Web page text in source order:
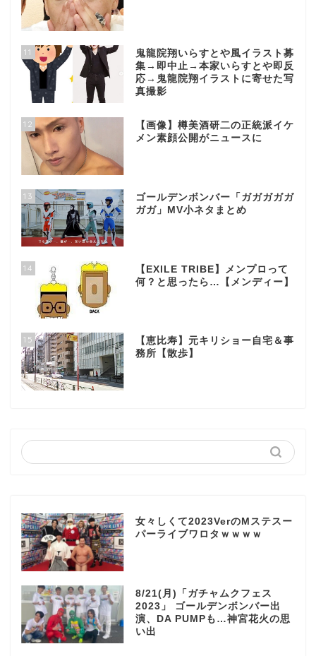
11
鬼龍院翔いらすとや風イラスト募
集→即中止→本家いらすとや即反
応→鬼龍院翔イラストに寄せた写
真撮影
12
【画像】樽美酒研二の正統派イケ
メン素顔公開がニュースに
13
ゴールデンボンバー「ガガガガガ
ガガ」MV小ネタまとめ
14
【EXILE TRIBE】メンプロって
何？と思ったら…【メンディー】
15
【恵比寿】元キリショー自宅＆事
務所【散歩】
女々しくて2023VerのMステスー
パーライブワロタｗｗｗｗ
8/21(月)「ガチャムクフェス
2023」 ゴールデンボンバー出
演、DA PUMPも…神宮花火の思
い出